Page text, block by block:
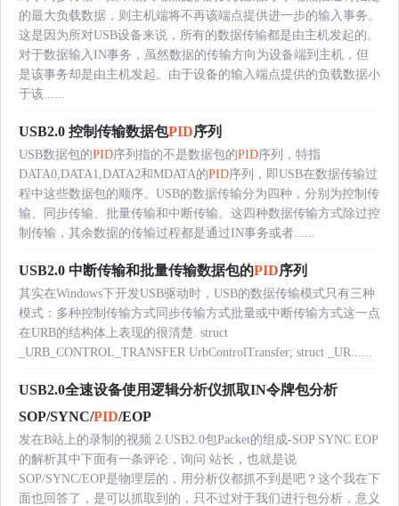
的最大负载数据，则主机端将不再该端点提供进一步的输入事务。
这是因为所对USB设备来说，所有的数据传输都是由主机发起的。
对于数据输入IN事务，虽然数据的传输方向为设备端到主机，但
是该事务却是由主机发起。由于设备的输入端点提供的负载数据小
于该......
USB2.0 控制传输数据包PID序列
USB数据包的PID 序列指的不是数据包的PID 序列，特指
DATA0,DATA1,DATA2和MDATA的PID 序列，即USB在数据传输过
程中这些数据包的顺序。USB的数据传输分为四种，分别为控制传
输、同步传输、批量传输和中断传输。这四种数据传输方式除过控
制传输，其余数据的传输过程都是通过IN事务或者......
USB2.0 中断传输和批量传输数据包的PID序列
其实在Windows下开发USB驱动时，USB的数据传输模式只有三种
模式：多种控制传输方式同步传输方式批量或中断传输方式这一点
在URB的结构体上表现的很清楚. struct
_URB_CONTROL_TRANSFER UrbControlTransfer; struct _UR......
USB2.0全速设备使用逻辑分析仪抓取IN令牌包分析
SOP/SYNC/PID/EOP
发在B站上的录制的视频 2.USB2.0包Packet的组成-SOP SYNC EOP
的解析其中下面有一条评论，询问 站长，也就是说
SOP/SYNC/EOP是物理层的，用分析仪都抓不到是吧？这个我在下
面也回答了，是可以抓取到的，只不过对于我们进行包分析，意义